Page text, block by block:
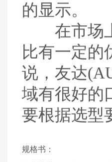
的显示。
在市场上
比有一定的
说，友达
域有很好的
要根据选型
规格书：